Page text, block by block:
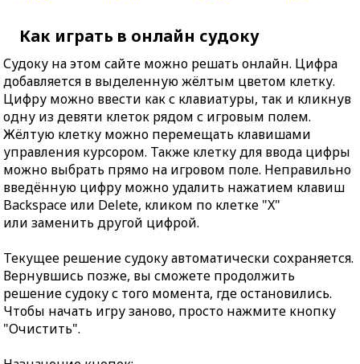
Как играть в онлайн судоку
Судоку на этом сайте можно решать онлайн. Цифра
добавляется в выделенную жёлтым цветом клетку.
Цифру можно ввести как с клавиатуры, так и кликнув
одну из девяти клеток рядом с игровым полем.
Жёлтую клетку можно перемещать клавишами
управления курсором. Также клетку для ввода цифры
можно выбрать прямо на игровом поле. Неправильно
введённую цифру можно удалить нажатием клавиш
Backspace или Delete, кликом по клетке "X"
или заменить другой цифрой.
Текущее решение судоку автоматически сохраняется.
Вернувшись позже, вы сможете продолжить
решение судоку с того момента, где остановились.
Чтобы начать игру заново, просто нажмите кнопку
"Очистить".